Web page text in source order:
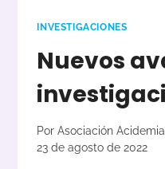
INVESTIGACIONES
Nuevos
Por Asociación
23 de agosto de 2022